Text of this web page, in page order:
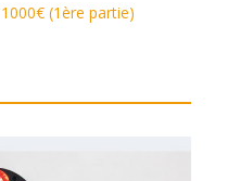
(1ère partie)